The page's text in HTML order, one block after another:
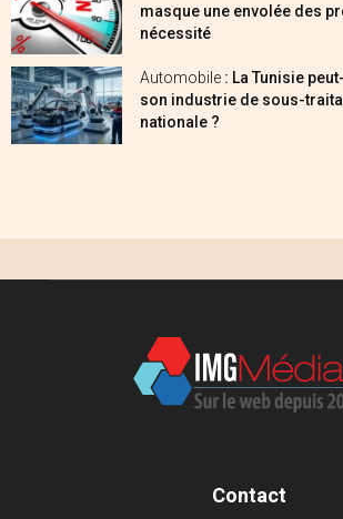
masque une envolée des
nécessité
Automobile : La Tunisie
son industrie de sous-
nationale ?
Contact